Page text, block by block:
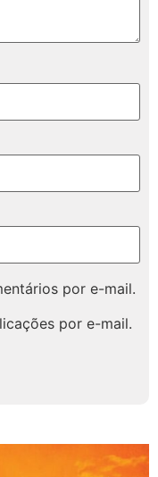
por e-mail.
por e-mail.